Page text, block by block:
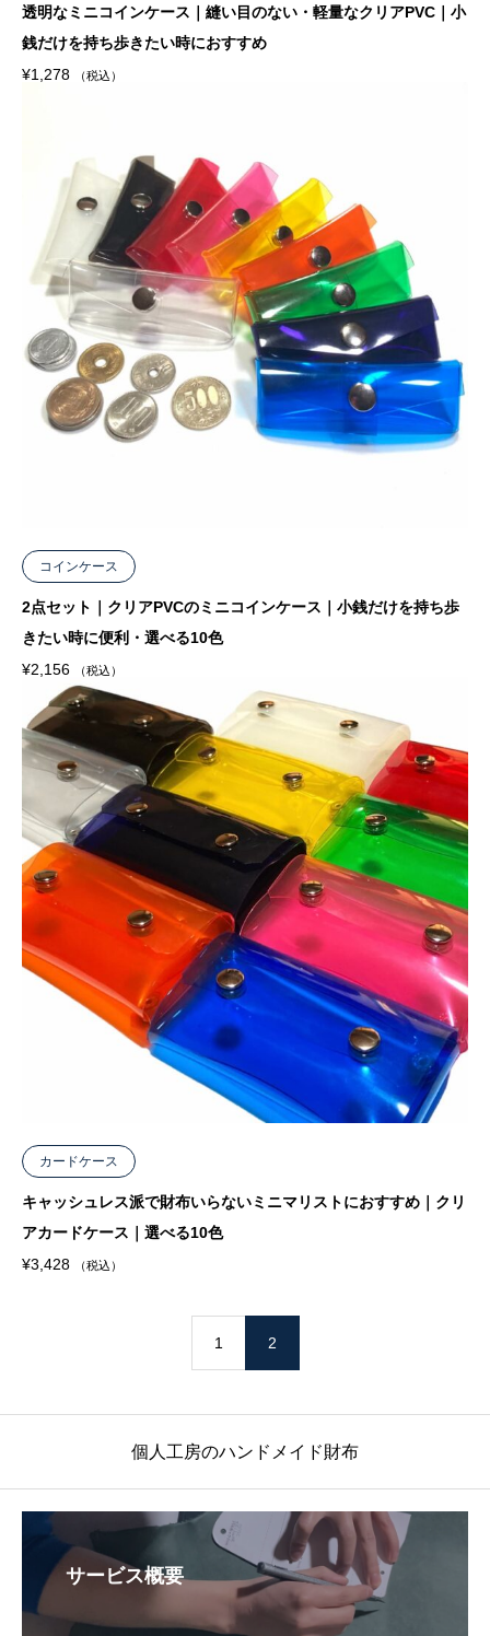
透明なミニコインケース｜縫い目のない・軽量なクリアPVC｜小
銭だけを持ち歩きたい時におすすめ
¥1,278 （税込）
コインケース
2点セット｜クリアPVCのミニコインケース｜小銭だけを持ち歩
きたい時に便利・選べる10色
¥2,156 （税込）
カードケース
キャッシュレス派で財布いらないミニマリストにおすすめ｜クリ
アカードケース｜選べる10色
¥3,428 （税込）
1 2
個人工房のハンドメイド財布
サービス概要